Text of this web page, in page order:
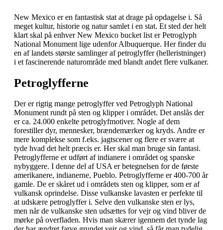
New Mexico er en fantastisk stat at drage på opdagelse i. Så
meget kultur, historie og natur samlet i en stat. Et sted der helt
klart skal på enhver New Mexico bucket list er Petroglyph
National Monument lige udenfor Albuquerque. Her finder du
en af landets største samlinger af petroglyffer (helleristninger)
i et fascinerende naturområde med blandt andet flere vulkaner.
Petroglyfferne
Der er rigtig mange petroglyffer ved Petroglyph National
Monument rundt på sten og klipper i området. Det anslås der
er ca. 24.000 enkelte petroglyfmotiver. Nogle af dem
forestiller dyr, mennesker, brændemærker og kryds. Andre er
mere komplekse som f.eks. jagtscener og flere er svære at
tyde hvad det helt præcis er. Her skal man bruge sin fantasi.
Petroglyfferne er udført af indianere i området og spanske
nybyggere. I denne del af USA er betegnelsen for de første
amerikanere, indianerne, Pueblo. Petroglyfferne er 400-700 år
gamle. De er skåret ud i områdets sten og klipper, som er af
vulkansk oprindelse. Disse vulkanske lavasten er perfekte til
at udskære petroglyffer i. Selve den vulkanske sten er lys,
men når de vulkanske sten udsættes for vejr og vind bliver de
mørke på overfladen. Hvis man skærer igennem det tynde lag